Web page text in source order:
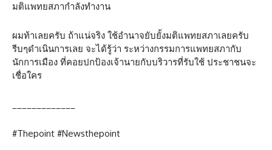
มติแพทยสภากำลังทำงาน
ผมท้าเลยครับ ถ้าแน่จริง ใช้อำนาจยับยั้งมติแพทยสภาเลยครับ
รีบๆดำเนินการเลย จะได้รู้ว่า ระหว่างกรรมการแพทยสภากับ
นักการเมือง ที่คอยปกป้องเจ้านายกับบริวารที่รับใช้ ประชาชนจะ
เชื่อใคร
#Thepoint #Newsthepoint